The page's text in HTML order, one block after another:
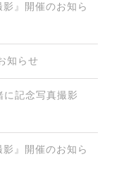
』開催のお知ら
知らせ
に記念写真撮影
』開催のお知ら